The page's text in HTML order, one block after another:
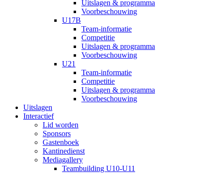
Uitslagen & programma
Voorbeschouwing
U17B
Team-informatie
Competitie
Uitslagen & programma
Voorbeschouwing
U21
Team-informatie
Competitie
Uitslagen & programma
Voorbeschouwing
Uitslagen
Interactief
Lid worden
Sponsors
Gastenboek
Kantinedienst
Mediagallery
Teambuilding U10-U11